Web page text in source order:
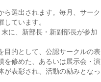
選出されます。毎月、サーク
ています。
に、新部長・新副部長が参加
的として、公認サークルの表
を修めた、あるいは展示会・演
が表彰され、活動の励みとなっ